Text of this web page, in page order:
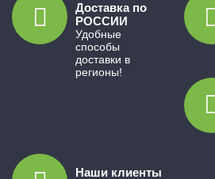
Доставка по
РОССИИ
Удобные
способы
доставки в
регионы!
Наши клиенты